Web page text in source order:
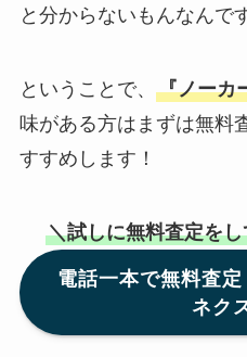
と分からないもんなんで
ということで、 『ノーカ
味がある方はまずは無料
すすめします！
＼試しに無料査定を
電話一本で無料査
ネク